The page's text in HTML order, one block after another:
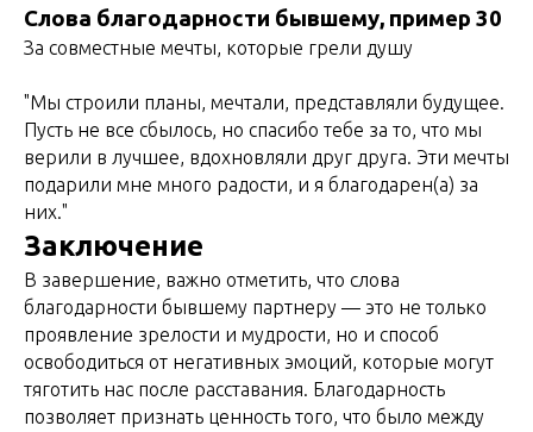
Слова благодарности бывшему, пример 30
За совместные мечты, которые грели душу
"Мы строили планы, мечтали, представляли будущее.
Пусть не все сбылось, но спасибо тебе за то, что мы
верили в лучшее, вдохновляли друг друга. Эти мечты
подарили мне много радости, и я благодарен(а) за
них."
Заключение
В завершение, важно отметить, что слова
благодарности бывшему партнеру — это не только
проявление зрелости и мудрости, но и способ
освободиться от негативных эмоций, которые могут
тяготить нас после расставания. Благодарность
позволяет признать ценность того, что было между